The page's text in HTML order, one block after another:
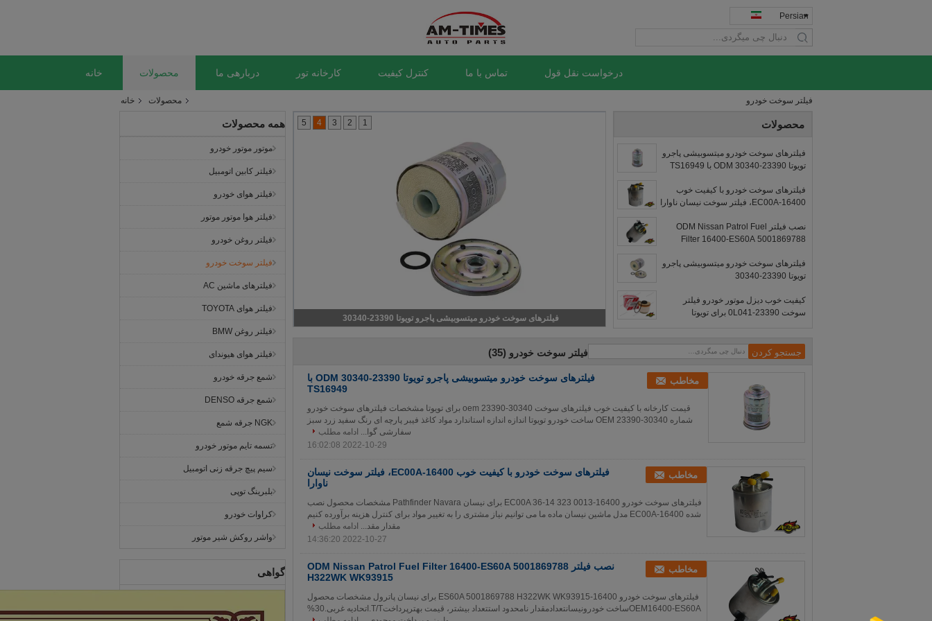
Persian
search
خانه محصولات دربارهی ما کارخانه تور کنترل کیفیت تماس با ما درخواست نقل قول
خانه محصولات فیلتر سوخت خودرو
همه محصولات
موتور موتور خودرو
فیلتر کابین اتومبیل
فیلتر هوای خودرو
فیلتر هوا موتور موتور
فیلتر روغن خودرو
فیلتر سوخت خودرو
فیلترهای ماشین AC
فیلتر هوای TOYOTA
فیلتر روغن BMW
فیلتر هوای هیوندای
شمع جرقه خودرو
شمع جرقه DENSO
NGK جرقه شمع
تسمه تایم موتور خودرو
سیم پیچ جرقه زنی اتومبیل
بلبرینگ توپی
کراوات خودرو
واشر روکش شیر موتور
گواهی
فیلترهای سوخت خودرو میتسوبیشی پاجرو تویوتا 23390-30340
1
2
3
4
5 محصولات
فیلترهای سوخت خودرو میتسوبیشی پاجرو
تویوتا 23390-30340 ODM با TS16949
فیلترهای سوخت خودرو با کیفیت خوب
16400-EC00A، فیلتر سوخت نیسان ناوارا
نصب فیلتر ODM Nissan Patrol Fuel
Filter 16400-ES60A 5001869788
فیلترهای سوخت خودرو میتسوبیشی پاجرو
تویوتا 23390-30340
کیفیت خوب دیزل موتور خودرو فیلتر
سوخت 23390-0L041 برای تویوتا
فیلتر سوخت خودرو (35)
فیلترهای سوخت خودرو میتسوبیشی پاجرو تویوتا 23390-30340 ODM با
TS16949
مخاطب
قیمت کارخانه با کیفیت خوب فیلترهای سوخت oem 23390-30340 برای تویوتا مشخصات فیلترهای سوخت خودرو
شماره OEM 23390-30340 ساخت خودرو تویوتا اندازه اندازه استاندارد مواد کاغذ فیبر پارچه ای رنگ سفید زرد سبز
سفارشی گوا... ادامه مطلب
2022-10-29 16:02:08
فیلترهای سوخت خودرو با کیفیت خوب 16400-EC00A، فیلتر سوخت نیسان
ناوارا
مخاطب
فیلترهای سوخت خودرو 16400-EC00A 36-14 323 0013 برای نیسان Pathfinder Navara مشخصات محصول نصب
شده 16400-EC00A مدل ماشین نیسان ماده ما می توانیم نیاز مشتری را به تغییر مواد برای کنترل هزینه برآورده کنیم
مقدار مقد... ادامه مطلب
2022-10-27 14:36:20
نصب فیلتر ODM Nissan Patrol Fuel Filter 16400-ES60A 5001869788
H322WK WK93915
مخاطب
فیلترهای سوخت خودرو 16400-ES60A 5001869788 H322WK WK93915 برای نیسان پاترول مشخصات محصول
OEM16400-ES60Aساخت خودرونیسانتعدادمقدار نامحدود استتعداد بیشتر، قیمت بهترپرداختT/T.اتحادیه غربی.30%